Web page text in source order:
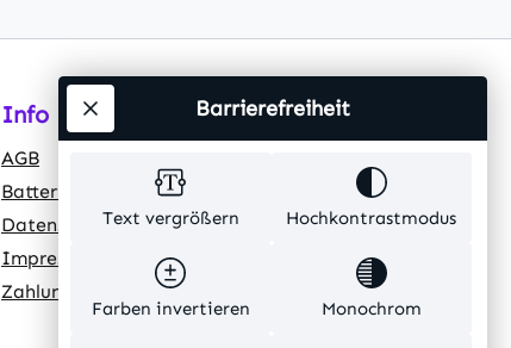
Info
AGB
Batteriehinweis
Datenschutz
Impressum
Zahlungsarten
Text vergrößern Hochkontrastmodus
Farben invertieren Monochrom
Barrierefreiheit